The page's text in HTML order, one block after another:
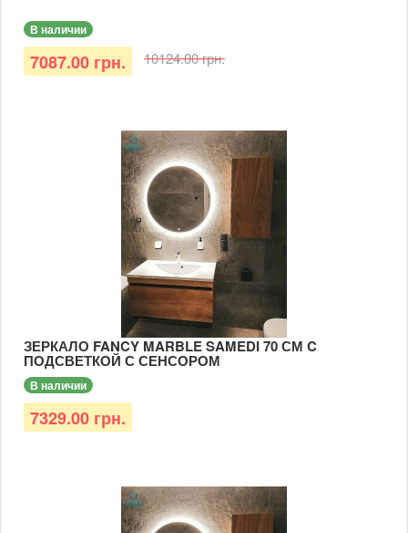
В наличии
7087.00 грн. 10124.00 грн.
ЗЕРКАЛО FANCY MARBLE SAMEDI 70 СМ C
ПОДСВЕТКОЙ С СЕНСОРОМ
В наличии
7329.00 грн.